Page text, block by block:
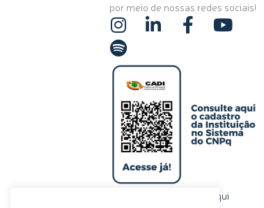
por meio de nossas redes sociais!
I
n
s
g
r
a
m
L
n
k
e
d
i
n
-
i
F
a
o
o
k
Y
b
e
S
p
o
f
y
clique aqui